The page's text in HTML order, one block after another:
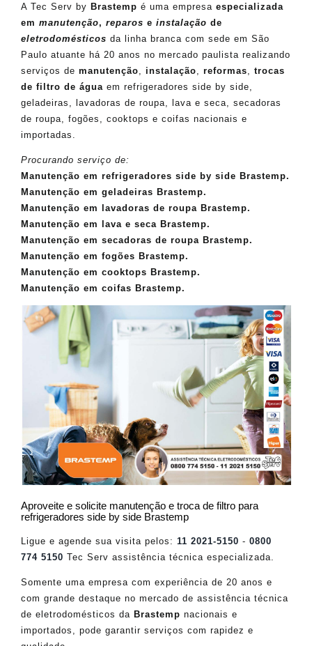
A Tec Serv by Brastemp é uma empresa especializada
em manutenção, reparos e instalação de
eletrodomésticos da linha branca com sede em São
Paulo atuante há 20 anos no mercado paulista realizando
serviços de manutenção instalação reformas
trocas
de filtro de água em refrigeradores side by side,
geladeiras, lavadoras de roupa, lava e seca, secadoras
de roupa, fogões, cooktops e coifas nacionais e
importadas.
Procurando serviço de:
Manutenção em refrigeradores side by side Brastemp.
Manutenção em geladeiras Brastemp.
Manutenção em lavadoras de roupa Brastemp.
Manutenção em lava e seca Brastemp.
Manutenção em secadoras de roupa Brastemp.
Manutenção em fogões Brastemp.
Manutenção em cooktops Brastemp.
Manutenção em coifas Brastemp.
Aproveite e solicite manutenção e troca de filtro para
refrigeradores side by side Brastemp
Ligue e agende sua visita pelos: 11 2021-5150 - 0800
774 5150 Tec Serv assistência técnica especializada.
Somente uma empresa com experiência de 20 anos e
com grande destaque no mercado de assistência técnica
de eletrodomésticos da Brastemp nacionais e
importados, pode garantir serviços com rapidez e